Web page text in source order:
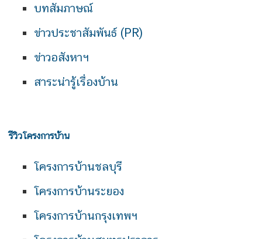
บทสัมภาษณ์
ข่าวประชาสัมพันธ์ (PR)
ข่าวอสังหาฯ
สาระน่ารู้เรื่องบ้าน
รีวิวโครงการบ้าน
โครงการบ้านชลบุรี
โครงการบ้านระยอง
โครงการบ้านกรุงเทพฯ